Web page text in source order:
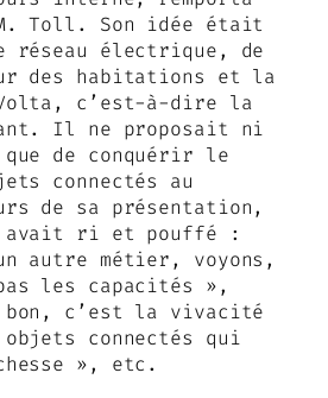
Toll. Son idée était
réseau électrique, de
des habitations et la
c’est-à-dire la
Il ne proposait ni
de conquérir le
connectés au
de sa présentation,
avait ri et pouffé :
autre métier, voyons,
les capacités »,
bon, c’est la vivacité
objets connectés qui
», etc.